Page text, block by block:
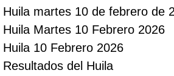
Huila martes 10 de febrero de
Huila Martes 10 Febrero 2026
Huila 10 Febrero 2026
Resultados del Huila